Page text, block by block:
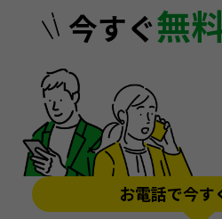
今すぐ無
お電話で今す